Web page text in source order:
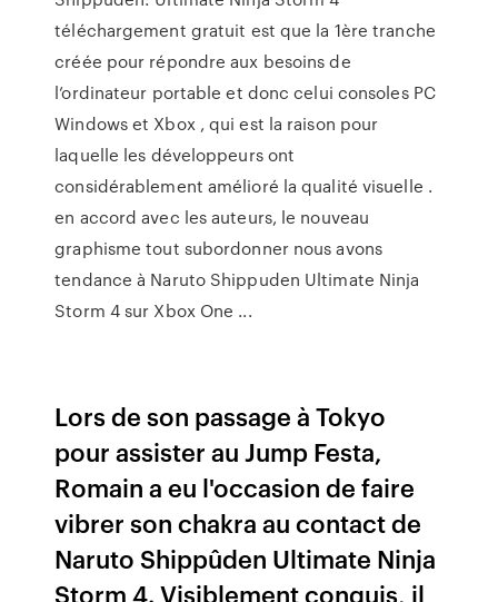
téléchargement gratuit est que la 1ère tranche
créée pour répondre aux besoins de
l’ordinateur portable et donc celui consoles PC
Windows et Xbox , qui est la raison pour
laquelle les développeurs ont
considérablement amélioré la qualité visuelle .
en accord avec les auteurs, le nouveau
graphisme tout subordonner nous avons
tendance à Naruto Shippuden Ultimate Ninja
Storm 4 sur Xbox One ...
Lors de son passage à Tokyo
pour assister au Jump Festa,
Romain a eu l'occasion de faire
vibrer son chakra au contact de
Naruto Shippûden Ultimate Ninja
Storm 4. Visiblement conquis, il